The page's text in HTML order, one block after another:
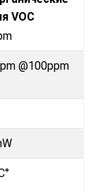
VOC
@100ppm